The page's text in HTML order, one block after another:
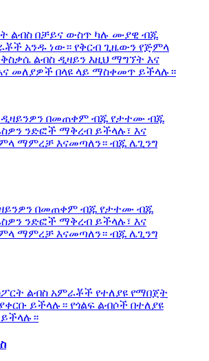
ልብስ በቻይና ውስጥ ካሉ ሙያዊ ብጁ
አንዱ ነው። የቅርብ ጊዜውን የጅምላ
ልብስ ዲዛይን እዚህ ማግኘት እና
መለያዎች በላዩ ላይ ማስቀመጥ ይችላሉ።
በመጠቀም ብጁ የታተሙ ብጁ
ንድፎች ማቅረብ ይችላሉ፣ እና
ማምረቻ እናመጣለን። ብጁ ሌጊንግ